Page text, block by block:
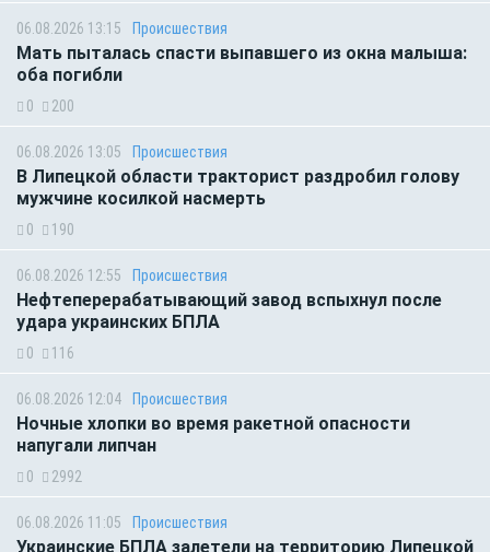
06.08.2026 13:15 Происшествия
Мать пыталась спасти выпавшего из окна малыша:
оба погибли
0 200
06.08.2026 13:05 Происшествия
В Липецкой области тракторист раздробил голову
мужчине косилкой насмерть
0 190
06.08.2026 12:55 Происшествия
Нефтеперерабатывающий завод вспыхнул после
удара украинских БПЛА
0 116
06.08.2026 12:04 Происшествия
Ночные хлопки во время ракетной опасности
напугали липчан
0 2992
06.08.2026 11:05 Происшествия
Украинские БПЛА залетели на территорию Липецкой